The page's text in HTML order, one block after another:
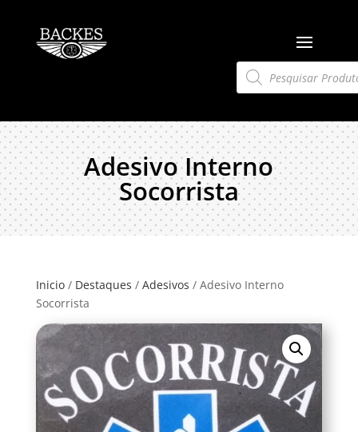
Pesquisar
produtos
Adesivo Interno
Socorrista
Inicio/ Destaques / Adesivos / Adesivo Interno
Socorrista